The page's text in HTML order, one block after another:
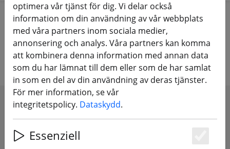
Home Komponenter FPV-kameror
FPV-kameror för drönare
SHOW FILTERS
optimera vår tjänst för dig. Vi delar också
information om din användning av vår webbplats
med våra partners inom sociala medier,
annonsering och analys. Våra partners kan komma
att kombinera denna information med annan data
som du har lämnat till dem eller som de har samlat
in som en del av din användning av deras tjänster.
För mer information, se vår
integritetspolicy. Dataskydd.
Essenziell